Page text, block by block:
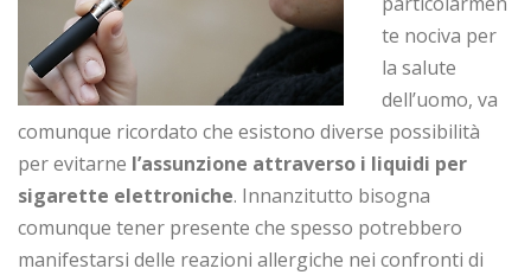
te nociva per
la salute
dell’uomo, va
comunque ricordato che esistono diverse possibilità
per evitarne l’assunzione attraverso i liquidi per
sigarette elettroniche. Innanzitutto bisogna
comunque tener presente che spesso potrebbero
manifestarsi delle reazioni allergiche nei confronti di